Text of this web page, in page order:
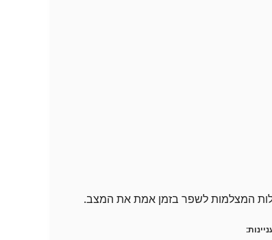
המצלמות לשפר בזמן אמת את המצב.